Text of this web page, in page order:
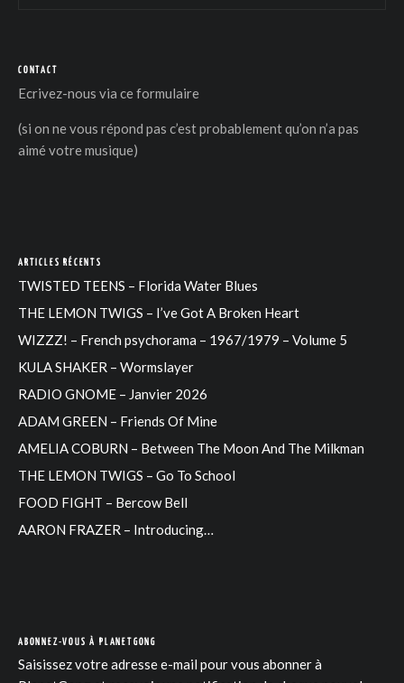
CONTACT
Ecrivez-nous via ce formulaire
(si on ne vous répond pas c’est probablement qu’on n’a pas
aimé votre musique)
ARTICLES RÉCENTS
TWISTED TEENS – Florida Water Blues
THE LEMON TWIGS – I’ve Got A Broken Heart
WIZZZ! – French psychorama – 1967/1979 – Volume 5
KULA SHAKER – Wormslayer
RADIO GNOME – Janvier 2026
ADAM GREEN – Friends Of Mine
AMELIA COBURN – Between The Moon And The Milkman
THE LEMON TWIGS – Go To School
FOOD FIGHT – Bercow Bell
AARON FRAZER – Introducing…
ABONNEZ-VOUS À PLANETGONG
Saisissez votre adresse e-mail pour vous abonner à